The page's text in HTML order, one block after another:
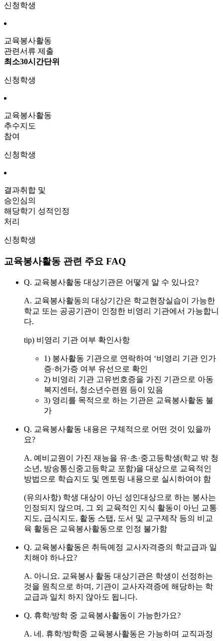
신청학생
교육봉사활동
관련서류 제출
최소30시간단위
신청학생
교육봉사활동
추수지도
참여
신청학생
결과취합 및
승인심의
해당학기 성적인정
처리
신청학생
교육봉사활동 관련 주요 FAQ
Q. 교육봉사활동 대상기관은 어떻게 알 수 있나요?
A. 교육봉사활동의 대상기간은 학교현장실습이 가능한
학교 또는 공공기관이 인정한 비영리 기관에서 가능합니
다.
tip) 비영리 기관 여부 확인사항
1) 봉사활동 기관으로 연락하여 ‘비영리 기관 인가
증·허가증 여부 유선으로 확인
2) 비영리 기관 고유번호증을 가진 기관으로 아동
복지센터, 청소년수련원 등이 있음
3) 영리를 목적으로 하는 기관은 교육봉사활동 불
가
Q. 교육봉사활동 내용은 구체적으로 어떤 것이 있을까
요?
A. 예비교원이 가진 재능을 유·초·중고등학생(학교 밖 청
소년, 방송통신중고등학교 포함)을 대상으로 교육적인
방법으로 학습지도 및 멘토링 내용으로 실시하여야 함
(유의사항) 학생 대상이 아닌 성인대상으로 하는 봉사는
인정되지 않으며, 그 외 교육적인 지식 활동이 아닌 교통
지도, 급식지도, 활동 스탭, 도서 및 교구제작 등의 비교
육 활동은 교육봉사활동으로 인정 불가함
Q. 교육봉사활동은 취득예정 교사자격증의 학교급과 일
치해야 하나요?
A. 아니요. 교육봉사 활동 대상기관은 학생이 선정하는
것을 원칙으로 하며, 기관이 교사자격증에 해당하는 학
교급과 일치 하지 않아도 됩니다.
Q. 휴학/방학 중 교육봉사활동이 가능한가요?
A. 네. 휴학/방학중 교육봉사활동은 가능하며 교직과정